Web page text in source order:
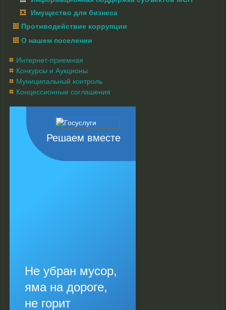
Имущество для бизнеса
Противодействие коррупции
О нашем поселении
Интернет-приемная
Конкурсы и Аукционы
Муниципальный контроль
Концессионные соглашения
Решаем вместе
Не убран мусор,
яма на дороге,
не горит